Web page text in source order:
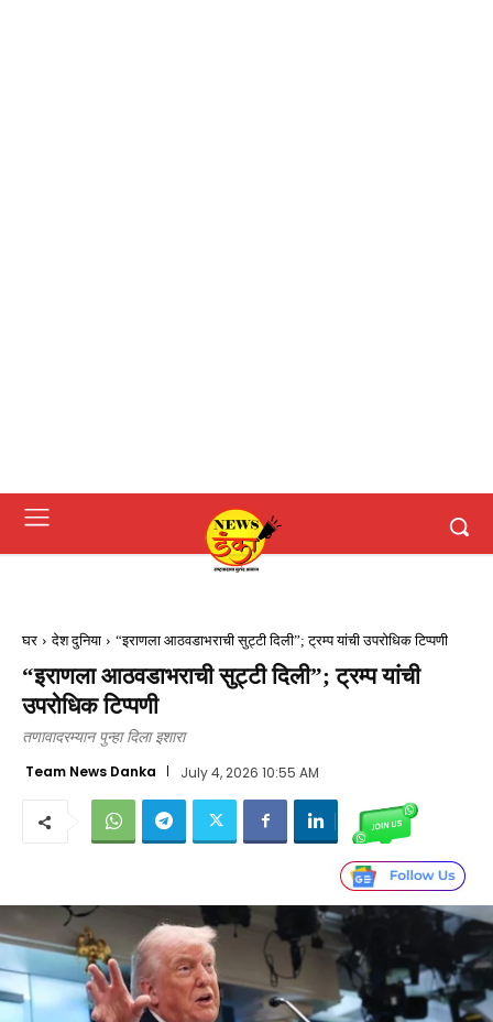
घर देश दुनिया “इराणला आठवडाभराची सुट्टी दिली”; ट्रम्प यांची उपरोधिक टिप्पणी
“इराणला आठवडाभराची सुट्टी दिली”; ट्रम्प यांची
उपरोधिक टिप्पणी
तणावादरम्यान पुन्हा दिला इशारा
Team News Danka July 4, 2026 10:55 AM